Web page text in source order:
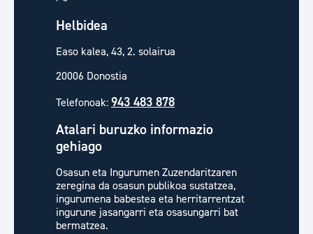
Helbidea
Easo kalea, 43, 2. solairua
20006 Donostia
Telefonoak: 943 483 878
Atalari buruzko informazio
gehiago
Osasun eta Ingurumen Zuzendaritzaren
zeregina da osasun publikoa sustatzea,
ingurumena babestea eta herritarrentzat
ingurune jasangarri eta osasungarri bat
bermatzea.